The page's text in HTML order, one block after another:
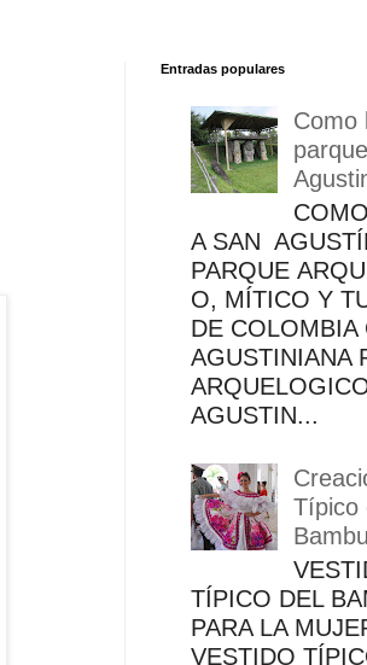
Entradas populares
Como
A SAN
PARQUE
O, MÍTICO Y
DE COLOMBIA
AGUSTINIANA
AGUSTIN...
Típico
TÍPICO DEL
PARA LA
VESTIDO